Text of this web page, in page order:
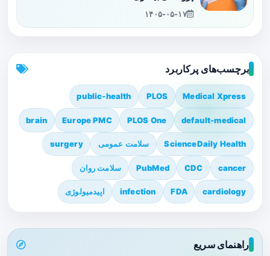
۱۴۰۵-۰۵-۱۷
برچسب‌های پرکاربرد
Medical Xpress
PLOS
public-health
default-medical
PLOS One
Europe PMC
brain
ScienceDaily Health سلامت عمومی surgery
cancer
CDC
PubMed سلامت روان
cardiology
FDA
infection اپیدمیولوژی
راهنمای سریع